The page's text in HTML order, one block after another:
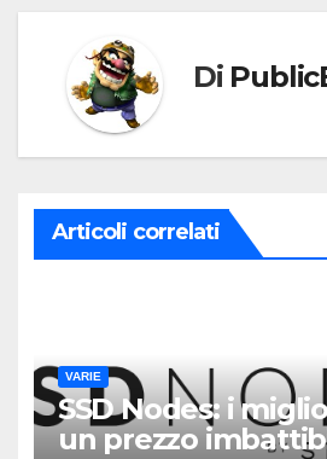
Di
Articoli correlati
VARIE
SSD Nodes: i
un prezzo